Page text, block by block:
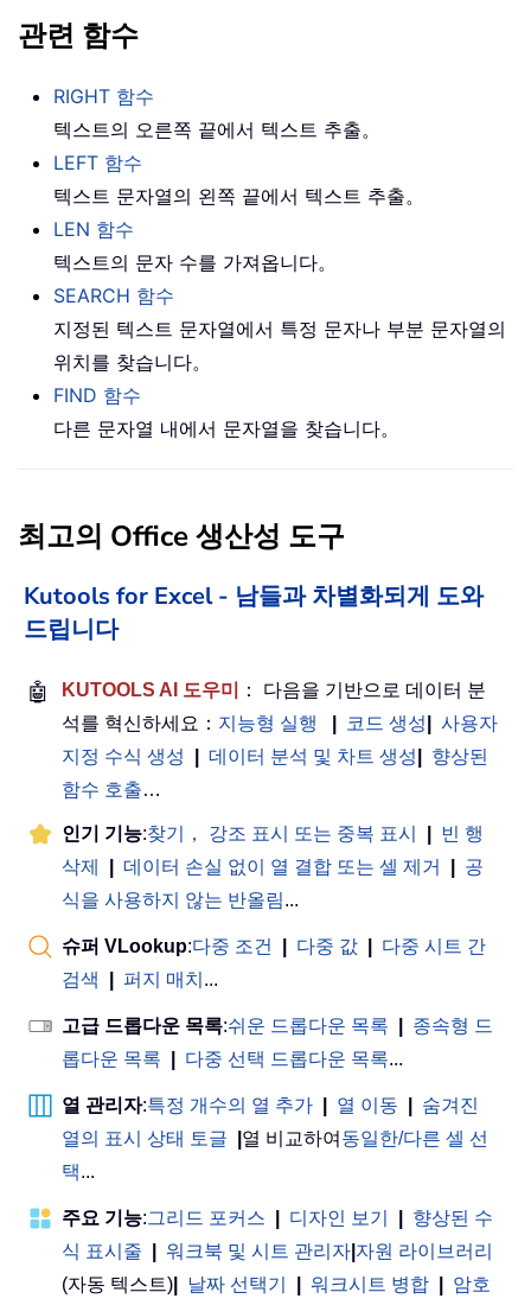
관련 함수
RIGHT 함수
텍스트의 오른쪽 끝에서 텍스트 추출。
LEFT 함수
텍스트 문자열의 왼쪽 끝에서 텍스트 추출。
LEN 함수
텍스트의 문자 수를 가져옵니다。
SEARCH 함수
지정된 텍스트 문자열에서 특정 문자나 부분 문자열의
위치를 찾습니다。
FIND 함수
다른 문자열 내에서 문자열을 찾습니다。
최고의 Office 생산성 도구
Kutools for Excel - 남들과 차별화되게 도와
드립니다
🤖 KUTOOLS AI 도우미
： 다음을 기반으로 데이터 분
석를 혁신하세요： 지능형 실행 코드 생성
사용자
지정 수식 생성
데이터 분석 및 차트 생성
향상된
함수 호출…
인기 기능:찾기， 강조 표시 또는 중복 표시
빈 행
삭제
데이터 손실 없이 열 결합 또는 셀 제거
공
식을 사용하지 않는 반올림...
슈퍼 VLookup:다중 조건 다중 값
다중 시트 간
검색
퍼지 매치 ...
고급 드롭다운 목록:쉬운 드롭다운 목록
종속형 드
롭다운 목록
다중 선택 드롭다운 목록...
열 관리자:특정 개수의 열 추가 열 이동
숨겨진
열의 표시 상태 토글
열 비교하여 동일한/다른 셀 선
택...
주요 기능:그리드 포커스 디자인 보기
향상된 수
식 표시줄
워크북 및 시트 관리자 자원 라이브러리
(자동 텍스트)
날짜 선택기 워크시트 병합
암호